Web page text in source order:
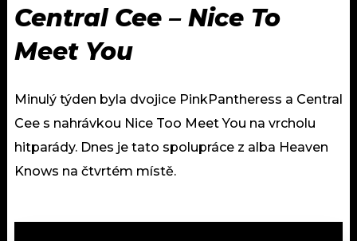
Central Cee – Nice To
Meet You
Minulý týden byla dvojice PinkPantheress a Central
Cee s nahrávkou Nice Too Meet You na vrcholu
hitparády. Dnes je tato spolupráce z alba Heaven
Knows na čtvrtém místě.